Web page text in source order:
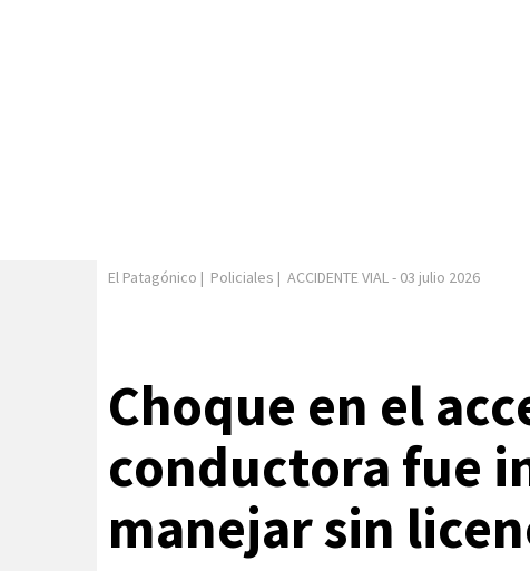
El Patagónico | Policiales | ACCIDENTE VIAL- 03 julio 2026
Choque en el
conductora fue
manejar sin